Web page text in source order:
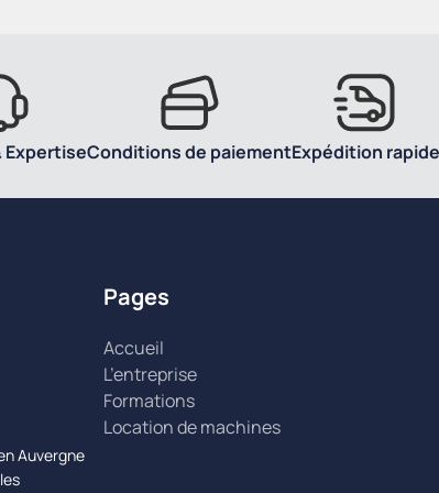
ExpertiseConditions de paiementExpédition rapide
Auvergne
Pages
Accueil
L’entreprise
Formations
Location de machines